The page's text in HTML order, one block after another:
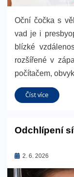
Oční čočka s
vad je i
blízké
rozšířené v
počítačem,
Číst více
Odchlípení
Zveřejněno
2. 6. 2026